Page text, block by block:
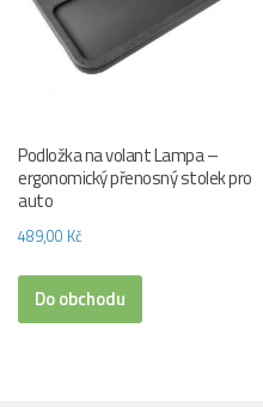
Podložka na volant Lampa –
ergonomický přenosný stolek pro
auto
489,00 Kč
Do obchodu